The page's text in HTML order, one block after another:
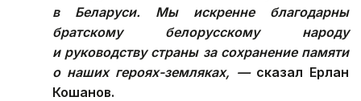
в Беларуси. Мы искренне благодарны
братскому белорусскому народу
и руководству страны за сохранение памяти
о наших героях-земляках, — сказал Ерлан
Кошанов.